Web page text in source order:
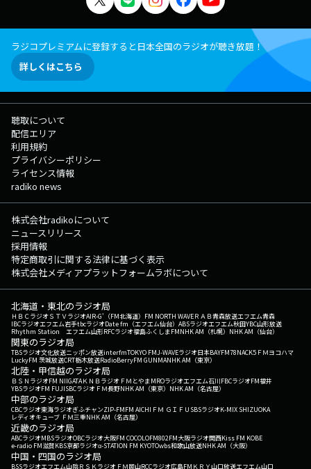
ラジコプレミアムに登録すると日本全国のラジオが聴き放題！
詳しくはこちら
聴取について
配信エリア
利用規約
プライバシーポリシー
ライセンス情報
radiko news
株式会社radikoについて
ニュースリリース
採用情報
特定商取引に関する法律に基づく表示
株式会社メディアプラットフォームラボについて
北海道・東北のラジオ局
ＨＢＣラジオＳＴＶラジオAIR-G'（FM北海道） FM NORTH WAVEＲＡＢ青森放送エフエム青森
IBCラジオエフエム岩手tbcラジオDate fm（エフエム仙台） ABSラジオエフエム秋田YBC山形放送
Rhythm Station エフエム山形RFCラジオ福島ふくしまFMNHK AM（札幌） NHK AM（仙台）
関東のラジオ局
TBSラジオ文化放送ニッポン放送interfmTOKYO FMJ-WAVEラジオ日本BAYFM78NACK5 ＦＭヨコハマ
LuckyFM 茨城放送CRT栃木放送RadioBerryFM GUNMANHK AM（東京）
北陸・甲信越のラジオ局
ＢＳＮラジオFM NIIGATAＫＮＢラジオ ＦＭとやまMROラジオエフエム石川FBCラジオFM福井
YBSラジオFM FUJISBCラジオ ＦＭ長野NHK AM（東京） NHK AM（名古屋）
中部のラジオ局
CBCラジオ東海ラジオぎふチャンZIP-FMFM AICHI ＦＭ ＧＩＦＵ SBSラジオK-MIX SHIZUOKA
レディオキューブ ＦＭ三重NHK AM（名古屋）
近畿のラジオ局
ABCラジオMBSラジオOBCラジオ大阪FM COCOLOFM802FM大阪ラジオ関西Kiss FM KOBE
e-radio FM滋賀KBS京都ラジオα-STATION FM KYOTOwbs和歌山放送NHK AM（大阪）
中国・四国のラジオ局
BSSラジオエフエム山陰ＲＳＫラジオ ＦＭ岡山RCCラジオ広島FM ＫＲＹ山口放送エフエム山口